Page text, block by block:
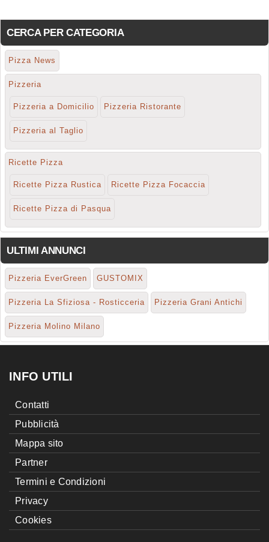
CERCA PER CATEGORIA
Pizza News
Pizzeria
Pizzeria a Domicilio Pizzeria Ristorante
Pizzeria al Taglio
Ricette Pizza
Ricette Pizza Rustica Ricette Pizza Focaccia
Ricette Pizza di Pasqua
ULTIMI ANNUNCI
Pizzeria EverGreen GUSTOMIX
Pizzeria La Sfiziosa - Rosticceria Pizzeria Grani Antichi
Pizzeria Molino Milano
INFO UTILI
Contatti
Pubblicità
Mappa sito
Partner
Termini e Condizioni
Privacy
Cookies